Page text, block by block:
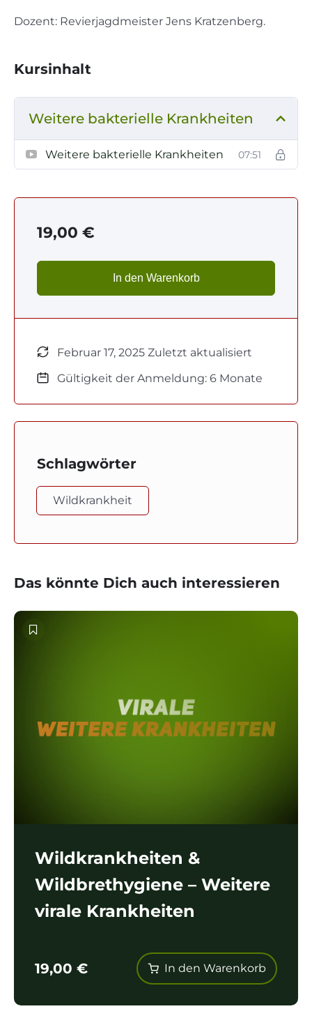
Dozent: Revierjagdmeister Jens Kratzenberg.
Kursinhalt
Weitere bakterielle Krankheiten
Weitere bakterielle Krankheiten 07:51
19,00 €
In den Warenkorb
Februar 17, 2025 Zuletzt aktualisiert
Gültigkeit der Anmeldung: 6 Monate
Schlagwörter
Wildkrankheit
Das könnte Dich auch interessieren
Wildkrankheiten &
Wildbrethygiene – Weitere
virale Krankheiten
19,00 € In den Warenkorb